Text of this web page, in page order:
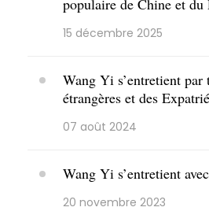
populaire de Chine et du
15 décembre 2025
​Wang Yi s’entretient
étrangères et des
07 août 2024
Wang Yi s’entretient
20 novembre 2023